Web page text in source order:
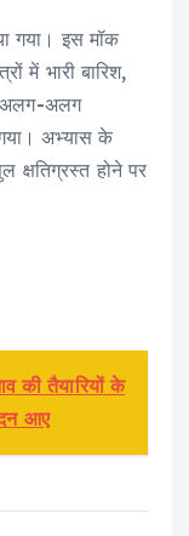
गया। इस मॉक
में भारी बारिश,
अलग-अलग
अभ्यास के
क्षतिग्रस्त होने पर
की तैयारियों के
आए